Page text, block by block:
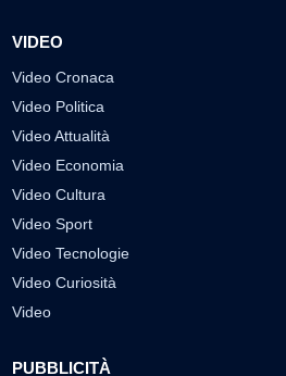
VIDEO
Video Cronaca
Video Politica
Video Attualità
Video Economia
Video Cultura
Video Sport
Video Tecnologie
Video Curiosità
Video
PUBBLICITÀ